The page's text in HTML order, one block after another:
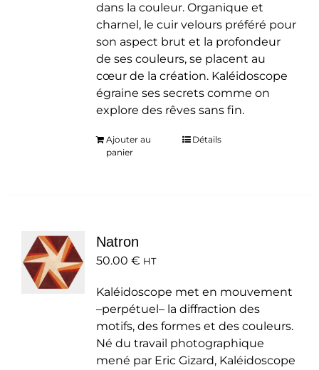
dans la couleur. Organique et
charnel, le cuir velours préféré pour
son aspect brut et la profondeur
de ses couleurs, se placent au
cœur de la création. Kaléidoscope
égraine ses secrets comme on
explore des rêves sans fin.
Ajouter au
panier
Détails
Natron
50.00 € HT
Kaléidoscope met en mouvement
–perpétuel– la diffraction des
motifs, des formes et des couleurs.
Né du travail photographique
mené par Eric Gizard, Kaléidoscope